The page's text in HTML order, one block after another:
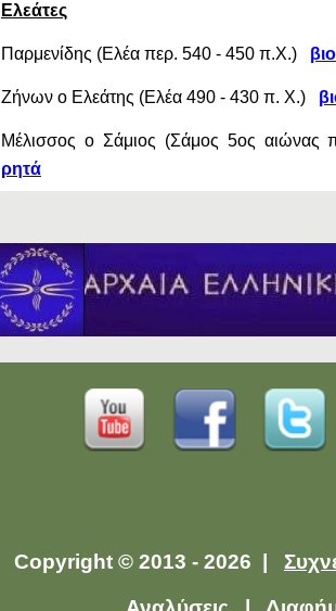
Ελεάτες
Παρμενίδης (Ελέα περ. 540 - 450 π.Χ.)
Ζήνων ο Ελεάτης (Ελέα 490 - 430 π. Χ.)
Μέλισσος ο Σάμιος (Σάμος 5ος
ρητά
Copyright © 2013 - 2026 |